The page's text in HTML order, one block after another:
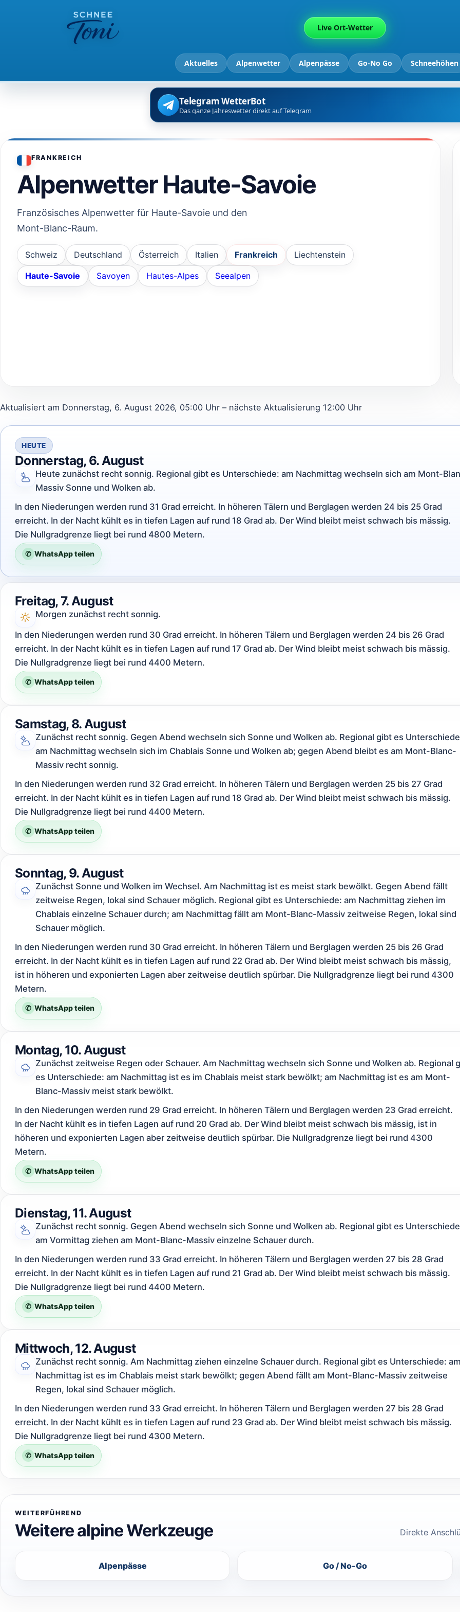
Live Ort-Wetter
Aktuelles Alpenwetter Alpenpässe Go-No Go Schneehöhen
Telegram WetterBot
Das ganze Jahreswetter direkt auf Telegram
FRANKREICH
Alpenwetter Haute-Savoie
Französisches Alpenwetter für Haute-Savoie und den
Mont-Blanc-Raum.
Schweiz Deutschland Österreich Italien Frankreich Liechtenstein
Haute-Savoie Savoyen Hautes-Alpes Seealpen
Aktualisiert am Donnerstag, 6. August 2026, 05:00 Uhr – nächste Aktualisierung 12:00 Uhr
HEUTE
Donnerstag, 6. August
Heute zunächst recht sonnig. Regional gibt es Unterschiede: am Nachmittag wechseln sich am Mont-
Massiv Sonne und Wolken ab.
In den Niederungen werden rund 31 Grad erreicht. In höheren Tälern und Berglagen werden 24 bis 25 Grad
erreicht. In der Nacht kühlt es in tiefen Lagen auf rund 18 Grad ab. Der Wind bleibt meist schwach bis mässig.
Die Nullgradgrenze liegt bei rund 4800 Metern.
✆ WhatsApp teilen
Freitag, 7. August
Morgen zunächst recht sonnig.
In den Niederungen werden rund 30 Grad erreicht. In höheren Tälern und Berglagen werden 24 bis 26 Grad
erreicht. In der Nacht kühlt es in tiefen Lagen auf rund 17 Grad ab. Der Wind bleibt meist schwach bis mässig.
Die Nullgradgrenze liegt bei rund 4400 Metern.
✆ WhatsApp teilen
Samstag, 8. August
Zunächst recht sonnig. Gegen Abend wechseln sich Sonne und Wolken ab. Regional gibt es
am Nachmittag wechseln sich im Chablais Sonne und Wolken ab; gegen Abend bleibt es am Mont-Blanc-
Massiv recht sonnig.
In den Niederungen werden rund 32 Grad erreicht. In höheren Tälern und Berglagen werden 25 bis 27 Grad
erreicht. In der Nacht kühlt es in tiefen Lagen auf rund 18 Grad ab. Der Wind bleibt meist schwach bis mässig.
Die Nullgradgrenze liegt bei rund 4400 Metern.
✆ WhatsApp teilen
Sonntag, 9. August
Zunächst Sonne und Wolken im Wechsel. Am Nachmittag ist es meist stark bewölkt. Gegen Abend fällt
zeitweise Regen, lokal sind Schauer möglich. Regional gibt es Unterschiede: am Nachmittag ziehen im
Chablais einzelne Schauer durch; am Nachmittag fällt am Mont-Blanc-Massiv zeitweise Regen, lokal sind
Schauer möglich.
In den Niederungen werden rund 30 Grad erreicht. In höheren Tälern und Berglagen werden 25 bis 26 Grad
erreicht. In der Nacht kühlt es in tiefen Lagen auf rund 22 Grad ab. Der Wind bleibt meist schwach bis mässig,
ist in höheren und exponierten Lagen aber zeitweise deutlich spürbar. Die Nullgradgrenze liegt bei rund 4300
Metern.
✆ WhatsApp teilen
Montag, 10. August
Zunächst zeitweise Regen oder Schauer. Am Nachmittag wechseln sich Sonne und Wolken ab. Regional
es Unterschiede: am Nachmittag ist es im Chablais meist stark bewölkt; am Nachmittag ist es am Mont-
Blanc-Massiv meist stark bewölkt.
In den Niederungen werden rund 29 Grad erreicht. In höheren Tälern und Berglagen werden 23 Grad erreicht.
In der Nacht kühlt es in tiefen Lagen auf rund 20 Grad ab. Der Wind bleibt meist schwach bis mässig, ist in
höheren und exponierten Lagen aber zeitweise deutlich spürbar. Die Nullgradgrenze liegt bei rund 4300
Metern.
✆ WhatsApp teilen
Dienstag, 11. August
Zunächst recht sonnig. Gegen Abend wechseln sich Sonne und Wolken ab. Regional gibt es
am Vormittag ziehen am Mont-Blanc-Massiv einzelne Schauer durch.
In den Niederungen werden rund 33 Grad erreicht. In höheren Tälern und Berglagen werden 27 bis 28 Grad
erreicht. In der Nacht kühlt es in tiefen Lagen auf rund 21 Grad ab. Der Wind bleibt meist schwach bis mässig.
Die Nullgradgrenze liegt bei rund 4400 Metern.
✆ WhatsApp teilen
Mittwoch, 12. August
Zunächst recht sonnig. Am Nachmittag ziehen einzelne Schauer durch. Regional gibt es Unterschiede:
Nachmittag ist es im Chablais meist stark bewölkt; gegen Abend fällt am Mont-Blanc-Massiv zeitweise
Regen, lokal sind Schauer möglich.
In den Niederungen werden rund 33 Grad erreicht. In höheren Tälern und Berglagen werden 27 bis 28 Grad
erreicht. In der Nacht kühlt es in tiefen Lagen auf rund 23 Grad ab. Der Wind bleibt meist schwach bis mässig.
Die Nullgradgrenze liegt bei rund 4300 Metern.
✆ WhatsApp teilen
WEITERFÜHREND
Weitere alpine Werkzeuge Direkte
Alpenpässe Go / No-Go